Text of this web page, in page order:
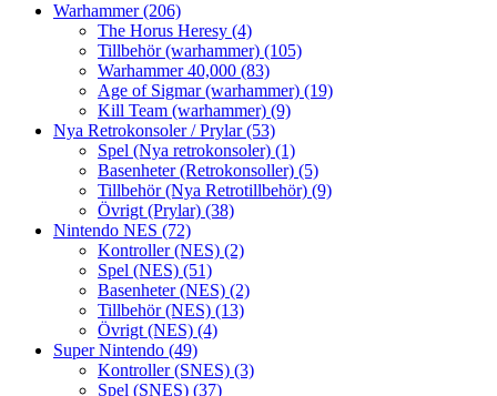
Warhammer(206)
The Horus Heresy (4)
Tillbehör (warhammer) (105)
Warhammer 40,000 (83)
Age of Sigmar (warhammer) (19)
Kill Team (warhammer) (9)
Nya Retrokonsoler / Prylar(53)
Spel (Nya retrokonsoler) (1)
Basenheter (Retrokonsoller) (5)
Tillbehör (Nya Retrotillbehör) (9)
Övrigt (Prylar) (38)
Nintendo NES (72)
Kontroller (NES) (2)
Spel (NES) (51)
Basenheter (NES) (2)
Tillbehör (NES) (13)
Övrigt (NES) (4)
Super Nintendo (49)
Kontroller (SNES) (3)
Spel (SNES) (37)